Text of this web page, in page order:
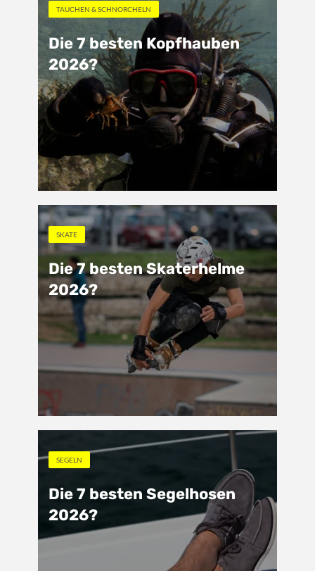
TAUCHEN & SCHNORCHELN
Die 7 besten Kopfhauben
2026?
SKATE
Die 7 besten Skaterhelme
2026?
SEGELN
Die 7 besten Segelhosen
2026?